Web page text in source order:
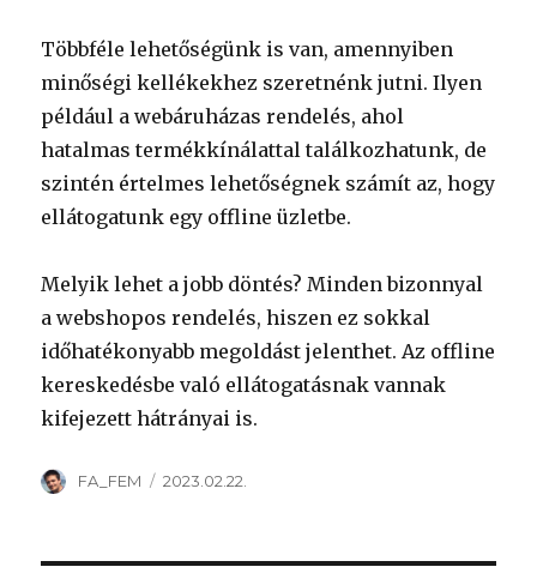
Többféle lehetőségünk is van, amennyiben
minőségi kellékekhez szeretnénk jutni. Ilyen
például a webáruházas rendelés, ahol
hatalmas termékkínálattal találkozhatunk, de
szintén értelmes lehetőségnek számít az, hogy
ellátogatunk egy offline üzletbe.
Melyik lehet a jobb döntés? Minden bizonnyal
a webshopos rendelés, hiszen ez sokkal
időhatékonyabb megoldást jelenthet. Az offline
kereskedésbe való ellátogatásnak vannak
kifejezett hátrányai is.
Szerző
FA_FEM Közzétéve
2023.02.22.